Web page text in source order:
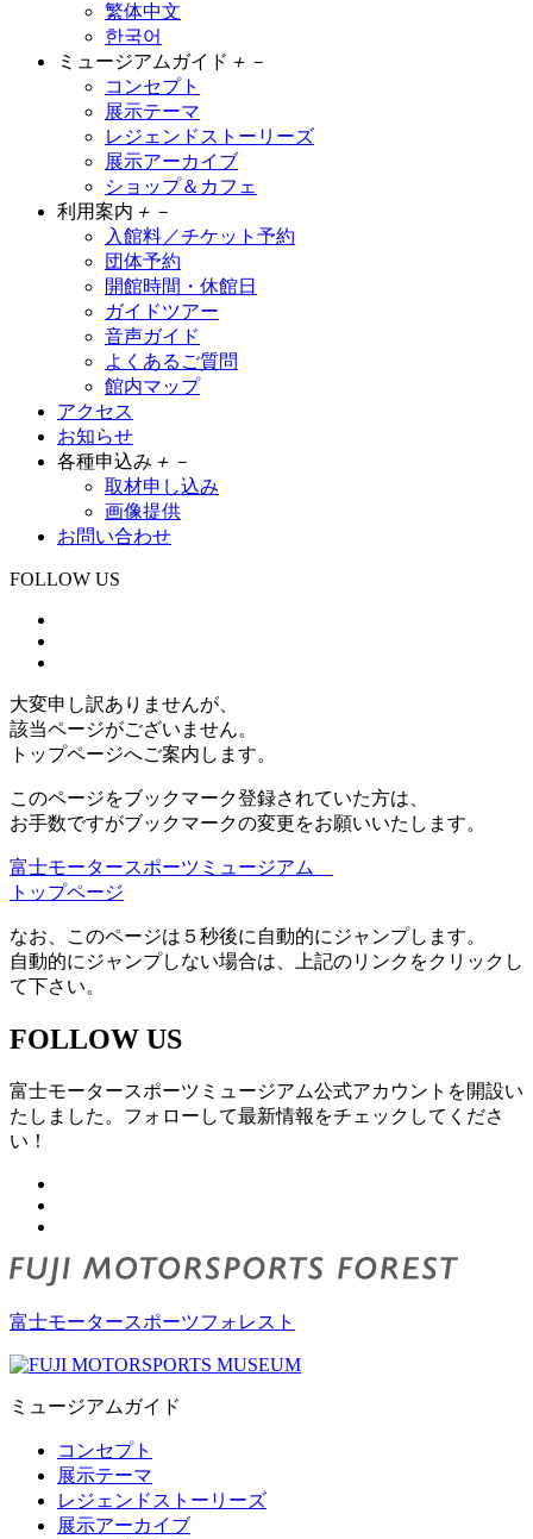
繁体中文
한국어
ミュージアムガイド ＋ －
コンセプト
展示テーマ
レジェンドストーリーズ
展示アーカイブ
ショップ＆カフェ
利用案内 ＋ －
入館料／チケット予約
団体予約
開館時間・休館日
ガイドツアー
音声ガイド
よくあるご質問
館内マップ
アクセス
お知らせ
各種申込み ＋ －
取材申し込み
画像提供
お問い合わせ
FOLLOW US
大変申し訳ありませんが、
該当ページがございません。
トップページへご案内します。
このページをブックマーク登録されていた方は、
お手数ですがブックマークの変更をお願いいたします。
富士モータースポーツミュージアム
トップページ
なお、このページは５秒後に自動的にジャンプします。
自動的にジャンプしない場合は、上記のリンクをクリックし
て下さい。
FOLLOW US
富士モータースポーツミュージアム公式アカウントを開設い
たしました。フォローして最新情報をチェックしてくださ
い！
富士モータースポーツフォレスト
ミュージアムガイド
コンセプト
展示テーマ
レジェンドストーリーズ
展示アーカイブ